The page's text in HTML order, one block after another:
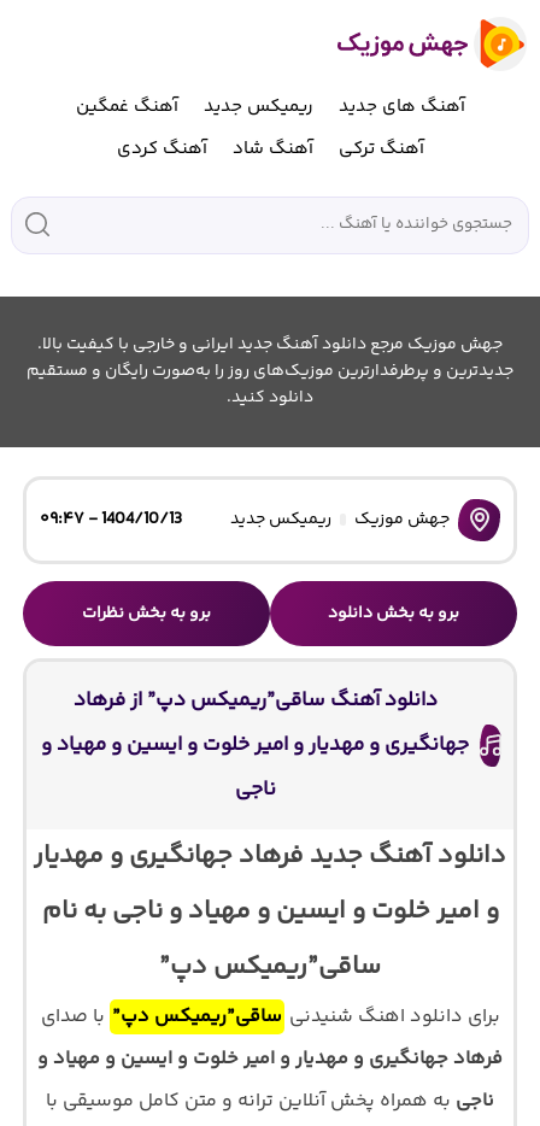
آهنگ های جدید ریمیکس جدید
آهنگ غمگین
آهنگ ترکی
آهنگ شاد آهنگ کردی
جهش موزیک مرجع دانلود آهنگ جدید ایرانی و خارجی با کیفیت بالا.
جدیدترین و پرطرفدارترین موزیک‌های روز را به‌صورت رایگان و مستقیم
دانلود کنید.
جهش موزیک ریمیکس جدید 1404/10/13 - ۰۹:۴۷
برو به بخش دانلود برو به بخش نظرات
دانلود آهنگ ساقی”ریمیکس دپ” از فرهاد
جهانگیری و مهدیار و امیر خلوت و ایسین و مهیاد و
ناجی
دانلود آهنگ جدید فرهاد جهانگیری و مهدیار
و امیر خلوت و ایسین و مهیاد و ناجی به نام
ساقی”ریمیکس دپ”
برای دانلود اهنگ شنیدنی ساقی”ریمیکس دپ” با صدای
فرهاد جهانگیری و مهدیار و امیر خلوت و ایسین و مهیاد و
ناجی به همراه پخش آنلاین ترانه و متن کامل موسیقی با